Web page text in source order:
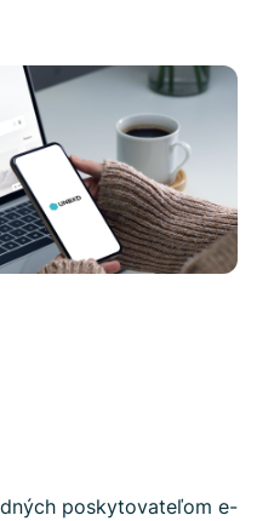
poskytovateľom e-